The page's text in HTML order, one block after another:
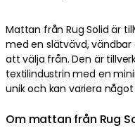
Mattan från Rug Solid är
med en slätvävd,
att välja från. Den är
textilindustrin med en
unik och kan variera
Om mattan från Rug